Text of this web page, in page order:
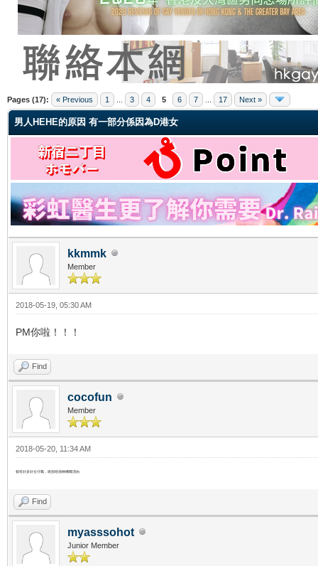
Pages (17): « Previous 1 3 4 5 6 7 17 Next »
男人HEHE的原因 有一部分係因為D港女
kkmmk
Member
2018-05-19, 05:30 AM
PM你啦！！！
Find
cocofun
Member
2018-05-20, 11:34 AM
都有好多好女仔嘅，呢個唔係轉機嘅理由
Find
myasssohot
Junior Member